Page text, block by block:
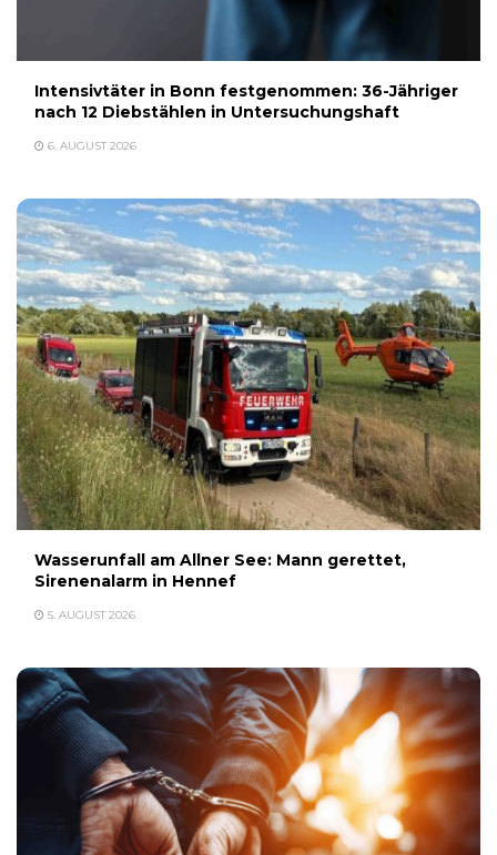
Intensivtäter in Bonn festgenommen: 36-Jähriger
nach 12 Diebstählen in Untersuchungshaft
6. AUGUST 2026
Wasserunfall am Allner See: Mann gerettet,
Sirenenalarm in Hennef
5. AUGUST 2026